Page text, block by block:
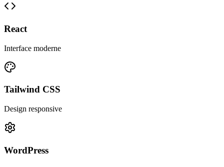
React
Interface moderne
Tailwind CSS
Design responsive
WordPress